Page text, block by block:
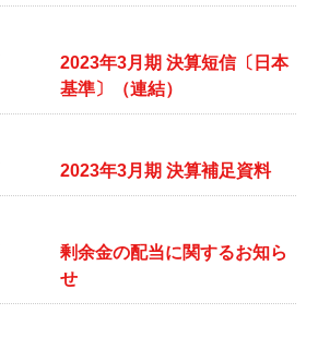
2023年3月期 決算短信〔日本
基準〕（連結）
2023年3月期 決算補足資料
剰余金の配当に関するお知ら
せ